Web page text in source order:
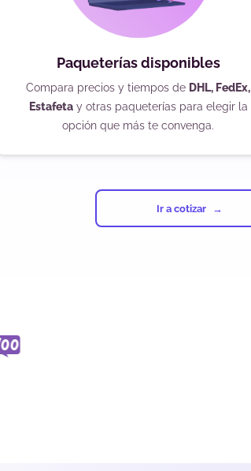
Paqueterías disponibles
Compara precios y tiempos de DHL, FedEx,
Estafetay otras paqueterías para elegir la
opción que más te convenga.
Ir a cotizar